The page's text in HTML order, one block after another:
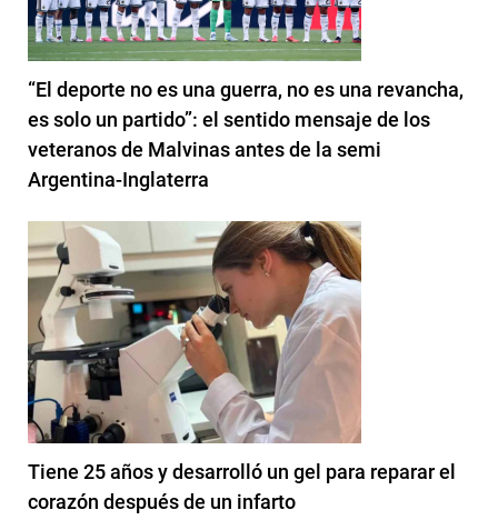
“El deporte no es una guerra, no es una revancha,
es solo un partido”: el sentido mensaje de los
veteranos de Malvinas antes de la semi
Argentina-Inglaterra
Tiene 25 años y desarrolló un gel para reparar el
corazón después de un infarto